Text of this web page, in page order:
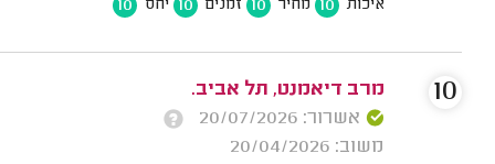
איכות 10 מחיר 10 זמנים 10 יחס 10
מרב דיאמנט, תל אביב.
אשרור: 20/07/2026
משוב: 20/04/2026
10